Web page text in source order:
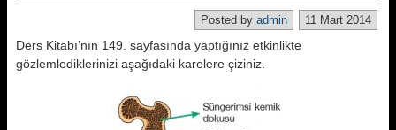
11 Mart 2014
Posted by admin
Ders Kitabı’nın 149. sayfasında yaptığınız etkinlikte
gözlemlediklerinizi aşağıdaki karelere çiziniz.